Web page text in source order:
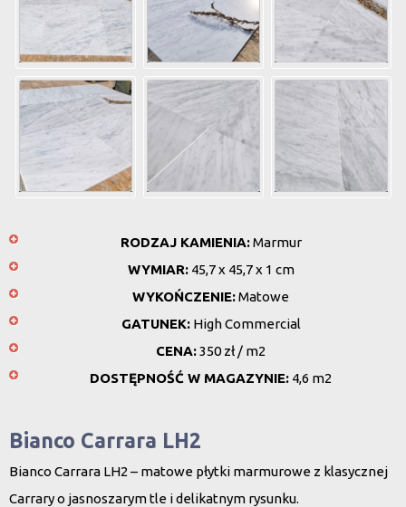
RODZAJ KAMIENIA:Marmur
WYMIAR:45,7 x 45,7 x 1 cm
WYKOŃCZENIE:Matowe
GATUNEK:High Commercial
CENA:350 zł / m2
DOSTĘPNOŚĆ W MAGAZYNIE: 4,6 m2
Bianco Carrara LH2
Bianco Carrara LH2 – matowe płytki marmurowe z klasycznej
Carrary o jasnoszarym tle i delikatnym rysunku.